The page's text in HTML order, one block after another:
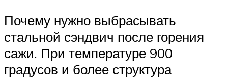
Почему нужно выбрасывать
стальной сэндвич после горения
сажи. При температуре 900
градусов и более структура